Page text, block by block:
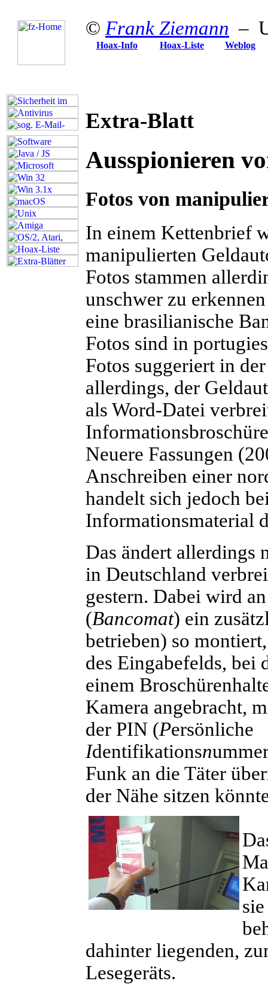
© Frank Ziemann –
Hoax-Info Hoax-Liste Weblog
Extra-Blatt
Ausspionieren
Fotos von
In einem Kettenbrief
manipulierten
Fotos stammen
unschwer zu
eine brasilianische
Fotos sind in
Fotos suggeriert in
allerdings, der
als Word-Datei
Neuere Fassungen
Anschreiben einer
handelt sich jedoch
Informationsmaterial
Das ändert allerdings
in Deutschland
gestern. Dabei wird
(Bancomat) ein
betrieben) so
des Eingabefelds, bei
einem
Kamera angebracht,
der PIN (Persönliche
Identifikationsn
Funk an die Täter
der Nähe sitzen
dahinter liegenden,
Lesegeräts.